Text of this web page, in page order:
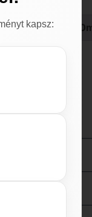
Orlistat
kapsz: